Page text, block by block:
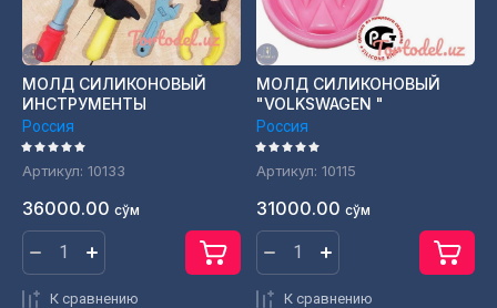
МОЛД СИЛИКОНОВЫЙ
ИНСТРУМЕНТЫ
Россия
Артикул: 10133
36000.00 сўм
К сравнению
МОЛД СИЛИКОНОВЫЙ
"VOLKSWAGEN "
Россия
Артикул: 10115
31000.00 сўм
К сравнению